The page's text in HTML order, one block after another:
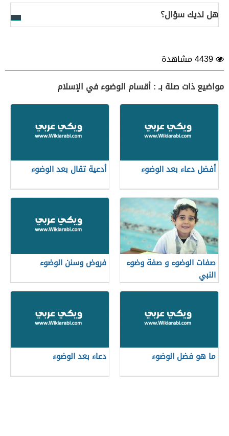
هل لديك سؤال؟
مواضيع ذات صلة بـ : أقسام الوضوء في الإسلام
أفضل دعاء بعد الوضوء أدعية تقال بعد الوضوء
صفات الوضوء و صفة وضوء
النبي
فروض وسنن الوضوء
ما هو فضل الوضوء دعاء بعد الوضوء